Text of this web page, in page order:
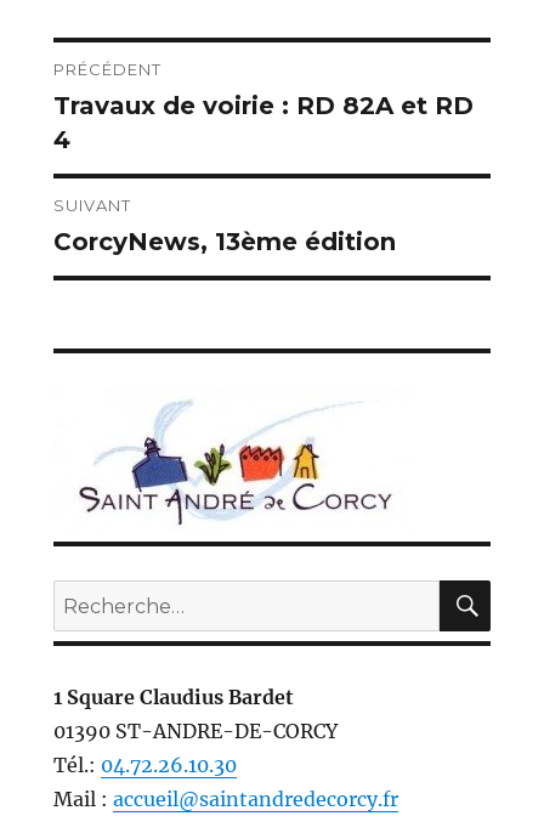
Navigation
de
l’article
PRÉCÉDENT
Publication
précédente :
Travaux de voirie : RD 82A et RD
4
SUIVANT
Publication
suivante :
CorcyNews, 13ème édition
Recherche
pour :
1 Square Claudius Bardet
01390 ST-ANDRE-DE-CORCY
Tél.: 04.72.26.10.30
Mail : accueil@saintandredecorcy.fr